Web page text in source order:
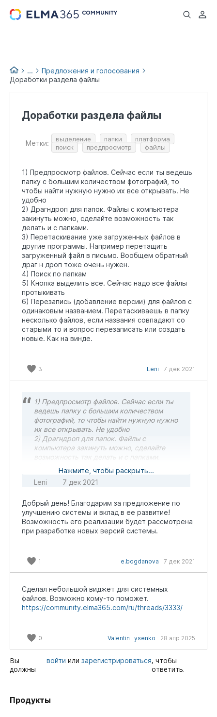
...
...
Предложения и голосования
Доработки раздела файлы
Доработки раздела файлы
Метки: выделение папки
платформа
поиск
предпросмотр файлы
1) Предпросмотр файлов. Сейчас если ты ведешь
папку с большим количеством фотографий, то
чтобы найти нужную нужно их все открывать. Не
удобно
2) Драгндроп для папок. Файлы с компьютера
закинуть можно, сделайте возможность так
делать и с папками.
3) Перетаскивание уже загруженных файлов в
другие программы. Например перетащить
загруженный файл в письмо. Вообщем обратный
драг н дроп тоже очень нужен.
4) Поиск по папкам
5) Кнопка выделить все. Сейчас надо все файлы
протыкивать
6) Перезапись (добавление версии) для файлов с
одинаковым названием. Перетаскиваешь в папку
несколько файлов, если названия совпадают со
старыми то и вопрос перезаписать или создать
новые. Как на винде.
3 Leni 7 дек 2021
1) Предпросмотр файлов. Сейчас если ты
ведешь папку с большим количеством
фотографий, то чтобы найти нужную нужно
их все открывать. Не удобно
2) Драгндроп для папок. Файлы с
компьютера закинуть можно, сделайте
возможность так делать и с папками.
3) Перетаскивание уже загруженных
файлов в другие программы. Например
перетащить загруженный файл в письмо.
нужен.
4) Поиск по папкам
5) Кнопка выделить все. Сейчас надо все
файлы протыкивать
Перетаскиваешь в папку несколько файлов,
если названия совпадают со старыми то и
на винде.
Нажмите, чтобы раскрыть...
Leni
7 дек 2021
Добрый день! Благодарим за предложение по
улучшению системы и вклад в ее развитие!
Возможность его реализации будет рассмотрена
при разработке новых версий системы.
1 e.bogdanova 7 дек 2021
Сделал небольшой виджет для системных
файлов. Возможно кому-то поможет.
https://community.elma365.com/ru/threads/3333/
0 Valentin Lysenko 28 апр 2025
Вы
должны
войти илизарегистрироваться, чтобы
ответить.
Продукты